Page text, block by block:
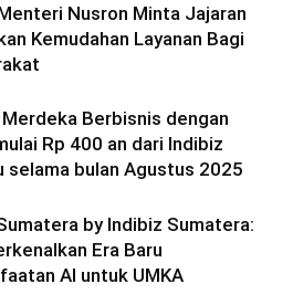
Nusron Minta Jajaran
Kemudahan Layanan Bagi
Berbisnis dengan
Rp 400 an dari Indibiz
selama bulan Agustus 2025
by Indibiz Sumatera:
Era Baru
AI untuk UMKA